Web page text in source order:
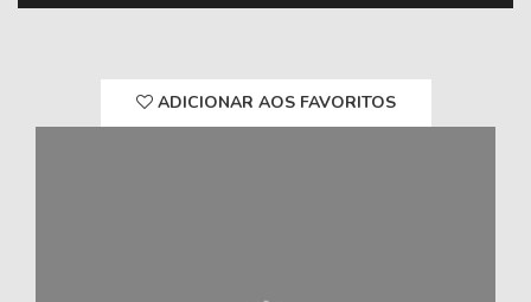
ADICIONAR AOS FAVORITOS